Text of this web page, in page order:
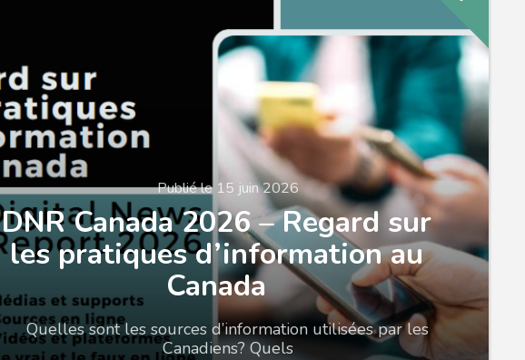
Publié le 15 juin 2026
DNR Canada 2026 – Regard sur
les pratiques d’information au
Canada
Quelles sont les sources d’information utilisées par les
Canadiens? Quels